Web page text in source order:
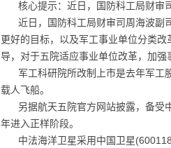
核心提示：近日，国防科工局财审
近日，国防科工局财审司周海波副
更好的目标，以及军工事业单位分类
导，对于五院适应事业单位改革，加强
军工科研院所改制上市是去年军工
载人飞船。
另据航天五院官方网站披露，备受
年进入正样阶段。
中法海洋卫星采用中国卫星